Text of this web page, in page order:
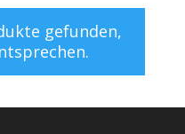
gefunden,